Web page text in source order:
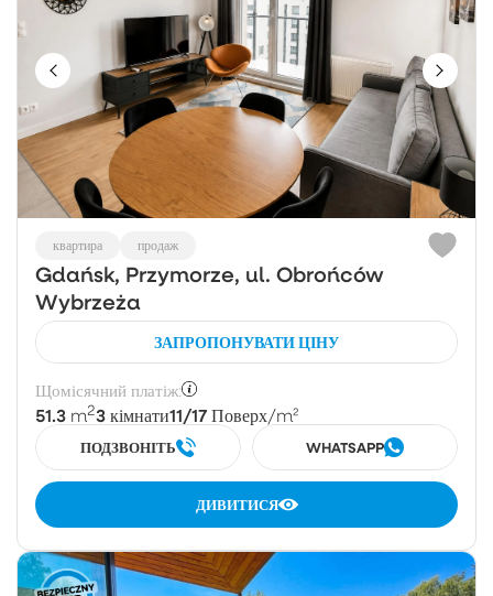
квартира продаж
Gdańsk, Przymorze, ul. Obrońców
Wybrzeża
ЗАПРОПОНУВАТИ ЦІНУ
Щомісячний платіж:
51.3 m23 кімнати11/17 Поверх/m²
ПОДЗВОНІТЬ WHATSAPP
ДИВИТИСЯ